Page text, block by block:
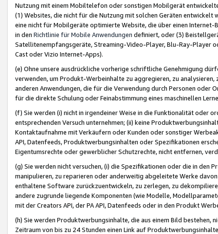
Nutzung mit einem Mobiltelefon oder sonstigen Mobilgerät
(1) Websites, die nicht für die Nutzung mit solchen Geräten
eine nicht für Mobilgeräte optimierte Website, die über einen
in den Richtlinie für Mobile Anwendungen definiert, oder (3)
Satellitenempfangsgeräte, Streaming-Video-Player, Blu-Ray-Player
Cast oder Vizio Internet-Apps).
(e) Ohne unsere ausdrückliche vorherige schriftliche Genehmigung
verwenden, um Produkt-Werbeinhalte zu aggregieren, zu
anderen Anwendungen, die für die Verwendung durch Personen
für die direkte Schulung oder Feinabstimmung eines maschinellen
(f) Sie werden (i) nicht in irgendeiner Weise in die Funktionalität oder
entsprechenden Versuch unternehmen; (ii) keine
Kontaktaufnahme mit Verkäufern oder Kunden oder sonstiger
API, Datenfeeds, Produktwerbungsinhalten oder Spezifikationen
Eigentumsrechte oder gewerblicher Schutzrechte, nicht entfernen,
(g) Sie werden nicht versuchen, (i) die Spezifikationen oder die in
manipulieren, zu reparieren oder anderweitig abgeleitete Werke
enthaltene Software zurückzuentwickeln, zu zerlegen, zu
andere zugrunde liegende Komponenten (wie Modelle,
mit der Creators API, der PA API, Datenfeeds oder in den Produkt
(h) Sie werden Produktwerbungsinhalte, die aus einem Bild bestehen,
Zeitraum von bis zu 24 Stunden einen Link auf